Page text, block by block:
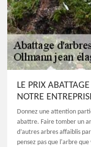
LE PRIX
NOTRE
Donnez une attention
abattre. Faire tomber un
d’autres arbres affaiblis
pensez pas que l'arbre